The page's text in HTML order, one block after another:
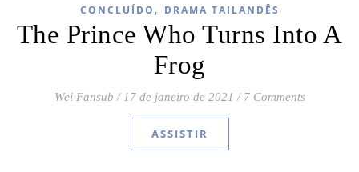
CONCLUÍDO , DRAMA TAILANDÊS
The Prince Who Turns Into A
Frog
Wei Fansub / 17 de janeiro de 2021 / 7 Comments
ASSISTIR